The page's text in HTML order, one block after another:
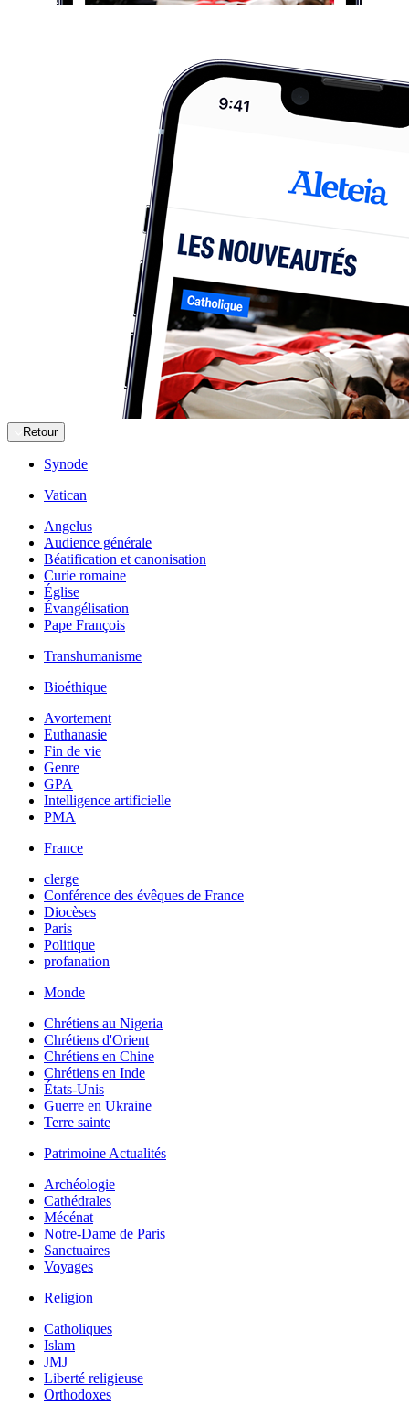
Retour
Synode
Vatican
Angelus
Audience générale
Béatification et canonisation
Curie romaine
Église
Évangélisation
Pape François
Transhumanisme
Bioéthique
Avortement
Euthanasie
Fin de vie
Genre
GPA
Intelligence artificielle
PMA
France
clerge
Conférence des évêques de France
Diocèses
Paris
Politique
profanation
Monde
Chrétiens au Nigeria
Chrétiens d'Orient
Chrétiens en Chine
Chrétiens en Inde
États-Unis
Guerre en Ukraine
Terre sainte
Patrimoine Actualités
Archéologie
Cathédrales
Mécénat
Notre-Dame de Paris
Sanctuaires
Voyages
Religion
Catholiques
Islam
JMJ
Liberté religieuse
Orthodoxes